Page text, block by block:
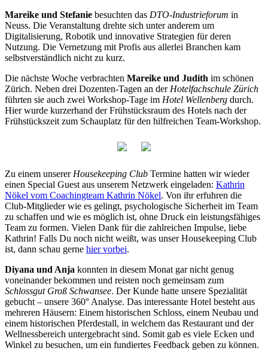
Mareike und Stefanie besuchten das DTO-Industrieforum in
Neuss. Die Veranstaltung drehte sich unter anderem um
Digitalisierung, Robotik und innovative Strategien für deren
Nutzung. Die Vernetzung mit Profis aus allerlei Branchen kam
selbstverständlich nicht zu kurz.
Die nächste Woche verbrachten Mareike und Judith im schönen
Zürich. Neben drei Dozenten-Tagen an der Hotelfachschule Zürich
führten sie auch zwei Workshop-Tage im Hotel Wellenberg durch.
Hier wurde kurzerhand der Frühstücksraum des Hotels nach der
Frühstückszeit zum Schauplatz für den hilfreichen Team-Workshop.
Zu einem unserer Housekeeping Club Termine hatten wir wieder
einen Special Guest aus unserem Netzwerk eingeladen: Kathrin
Nökel vom Coachingteam Kathrin Nökel. Von ihr erfuhren die
Club-Mitglieder wie es gelingt, psychologische Sicherheit im Team
zu schaffen und wie es möglich ist, ohne Druck ein leistungsfähiges
Team zu formen. Vielen Dank für die zahlreichen Impulse, liebe
Kathrin! Falls Du noch nicht weißt, was unser Housekeeping Club
ist, dann schau gerne hier vorbei.
Diyana und Anja konnten in diesem Monat gar nicht genug
voneinander bekommen und reisten noch gemeinsam zum
Schlossgut Groß Schwansee. Der Kunde hatte unsere Spezialität
gebucht – unsere 360° Analyse. Das interessante Hotel besteht aus
mehreren Häusern: Einem historischen Schloss, einem Neubau und
einem historischen Pferdestall, in welchem das Restaurant und der
Wellnessbereich untergebracht sind. Somit gab es viele Ecken und
Winkel zu besuchen, um ein fundiertes Feedback geben zu können.